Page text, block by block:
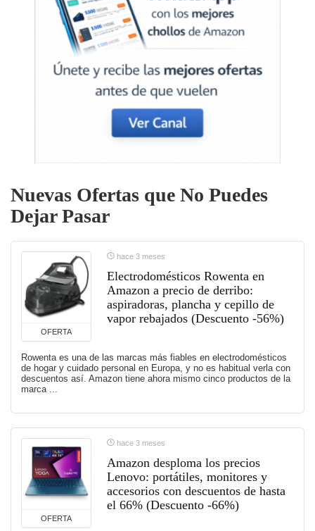
Nuevas Ofertas que No Puedes
Dejar Pasar
OFERTA
hace 3 meses
Electrodomésticos Rowenta en
Amazon a precio de derribo:
aspiradoras, plancha y cepillo de
vapor rebajados (Descuento -56%)
Rowenta es una de las marcas más fiables en electrodomésticos
de hogar y cuidado personal en Europa, y no es habitual verla con
descuentos así. Amazon tiene ahora mismo cinco productos de la
marca ...
OFERTA
hace 3 meses
Amazon desploma los precios
Lenovo: portátiles, monitores y
accesorios con descuentos de hasta
el 66% (Descuento -66%)